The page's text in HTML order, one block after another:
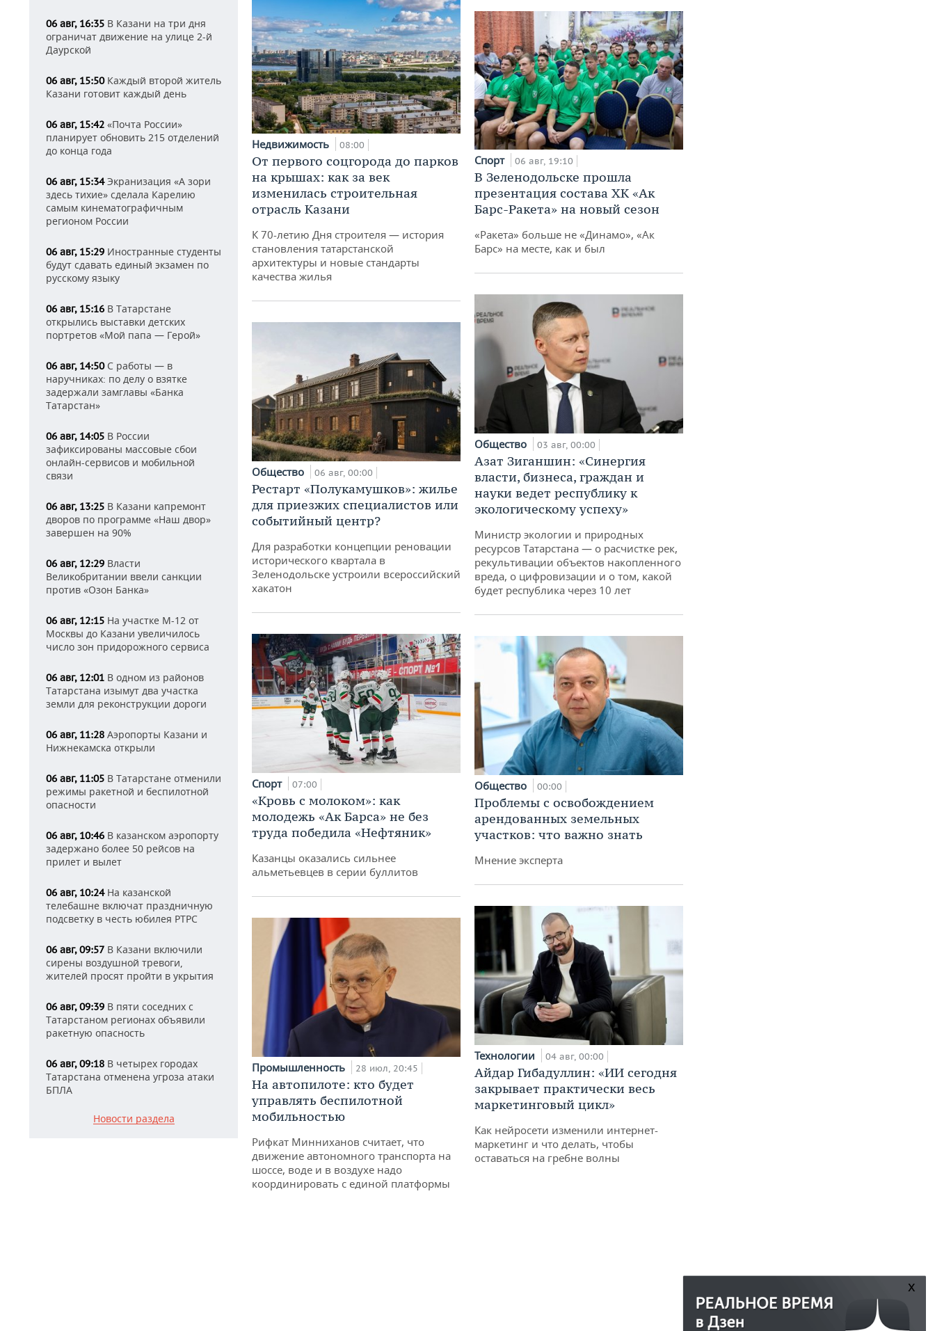
06 авг, 16:35 В Казани на три дня
ограничат движение на улице 2-й
Даурской
06 авг, 15:50Каждый второй житель
Казани готовит каждый день
06 авг, 15:42 «Почта России»
планирует обновить 215 отделений
до конца года
06 авг, 15:34Экранизация «А зори
здесь тихие» сделала Карелию
самым кинематографичным
регионом России
06 авг, 15:29 Иностранные студенты
будут сдавать единый экзамен по
русскому языку
06 авг, 15:16 В Татарстане
открылись выставки детских
портретов «Мой папа — Герой»
06 авг, 14:50С работы — в
наручниках: по делу о взятке
задержали замглавы «Банка
Татарстан»
06 авг, 14:05 В России
зафиксированы массовые сбои
онлайн-сервисов и мобильной
связи
06 авг, 13:25 В Казани капремонт
дворов по программе «Наш двор»
завершен на 90%
06 авг, 12:29 Власти
Великобритании ввели санкции
против «Озон Банка»
06 авг, 12:15 На участке М-12 от
Москвы до Казани увеличилось
число зон придорожного сервиса
06 авг, 12:01 В одном из районов
Татарстана изымут два участка
земли для реконструкции дороги
06 авг, 11:28 Аэропорты Казани и
Нижнекамска открыли
06 авг, 11:05 В Татарстане отменили
режимы ракетной и беспилотной
опасности
06 авг, 10:46 В казанском аэропорту
задержано более 50 рейсов на
прилет и вылет
06 авг, 10:24На казанской
телебашне включат праздничную
подсветку в честь юбилея РТРС
06 авг, 09:57 В Казани включили
сирены воздушной тревоги,
жителей просят пройти в укрытия
06 авг, 09:39 В пяти соседних с
Татарстаном регионах объявили
ракетную опасность
06 авг, 09:18 В четырех городах
Татарстана отменена угроза атаки
БПЛА
Новости раздела
Недвижимость 08:00
От первого соцгорода до парков
на крышах: как за век
изменилась строительная
отрасль Казани
К 70-летию Дня строителя — история
становления татарстанской
архитектуры и новые стандарты
качества жилья
Общество 06 авг, 00:00
Рестарт «Полукамушков»: жилье
для приезжих специалистов или
событийный центр?
Для разработки концепции реновации
исторического квартала в
Зеленодольске устроили всероссийский
хакатон
Спорт 07:00
«Кровь с молоком»: как
молодежь «Ак Барса» не без
труда победила «Нефтяник»
Казанцы оказались сильнее
альметьевцев в серии буллитов
Промышленность 28 июл, 20:45
На автопилоте: кто будет
управлять беспилотной
мобильностью
Рифкат Минниханов считает, что
движение автономного транспорта на
шоссе, воде и в воздухе надо
координировать с единой платформы
Спорт 06 авг, 19:10
В Зеленодольске прошла
презентация состава ХК «Ак
Барс-Ракета» на новый сезон
«Ракета» больше не «Динамо», «Ак
Барс» на месте, как и был
Общество 03 авг, 00:00
Азат Зиганшин: «Синергия
власти, бизнеса, граждан и
науки ведет республику к
экологическому успеху»
Министр экологии и природных
ресурсов Татарстана — о расчистке рек,
рекультивации объектов накопленного
вреда, о цифровизации и о том, какой
будет республика через 10 лет
Общество 00:00
Проблемы с освобождением
арендованных земельных
участков: что важно знать
Мнение эксперта
Технологии 04 авг, 00:00
Айдар Гибадуллин: «ИИ сегодня
закрывает практически весь
маркетинговый цикл»
Как нейросети изменили интернет-
маркетинг и что делать, чтобы
оставаться на гребне волны
x